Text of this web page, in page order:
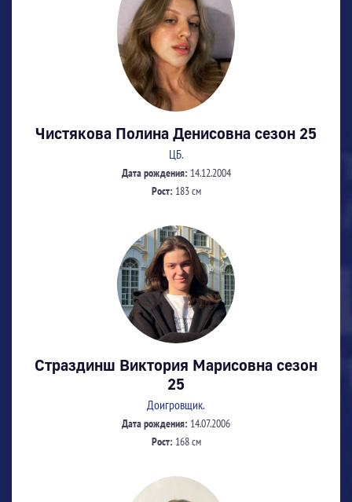
Чистякова Полина Денисовна сезон 25
ЦБ.
Дата рождения: 14.12.2004
Рост: 183 см
Страздинш Виктория Марисовна сезон
25
Доигровщик.
Дата рождения: 14.07.2006
Рост: 168 см